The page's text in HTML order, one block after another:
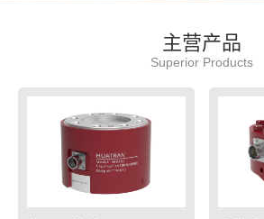
主营产品
Superior Products